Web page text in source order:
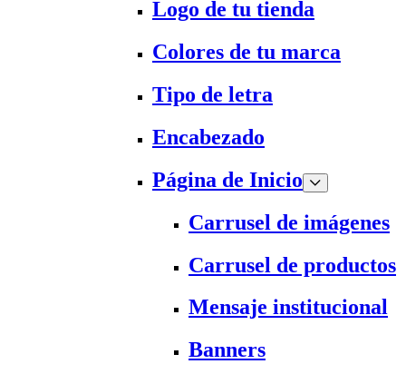
Logo de tu tienda
Colores de tu marca
Tipo de letra
Encabezado
Página de Inicio
Carrusel de imágenes
Carrusel de productos
Mensaje institucional
Banners